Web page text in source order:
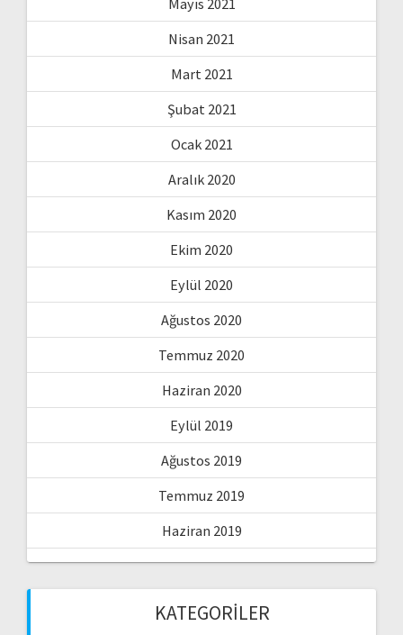
Nisan 2021
Mart 2021
Şubat 2021
Ocak 2021
Aralık 2020
Kasım 2020
Ekim 2020
Eylül 2020
Ağustos 2020
Temmuz 2020
Haziran 2020
Eylül 2019
Ağustos 2019
Temmuz 2019
Haziran 2019
KATEGORILER